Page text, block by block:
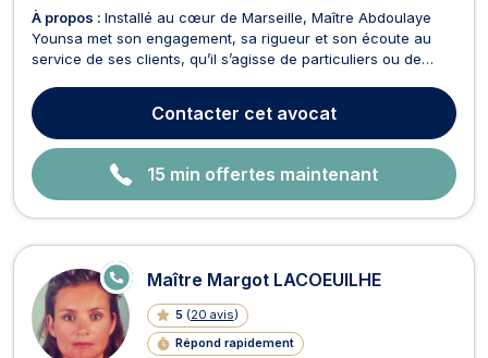
À propos : Installé au cœur de Marseille, Maître Abdoulaye
Younsa met son engagement, sa rigueur et son écoute au
service de ses clients, qu’il s’agisse de particuliers ou de
droit et d’une expérience concrète du terrain judiciaire, il
intervient dans plusieurs domaines clés...
Contacter cet avocat
15 min offertes maintenant
Maître Margot LACOEUILHE
5 (20 avis)
Répond rapidement
E
N
LI
G
N
E